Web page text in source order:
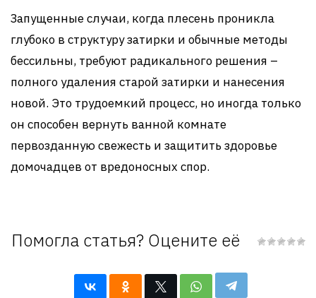
Запущенные случаи, когда плесень проникла
глубоко в структуру затирки и обычные методы
бессильны, требуют радикального решения –
полного удаления старой затирки и нанесения
новой. Это трудоемкий процесс, но иногда только
он способен вернуть ванной комнате
первозданную свежесть и защитить здоровье
домочадцев от вредоносных спор.
Помогла статья? Оцените её